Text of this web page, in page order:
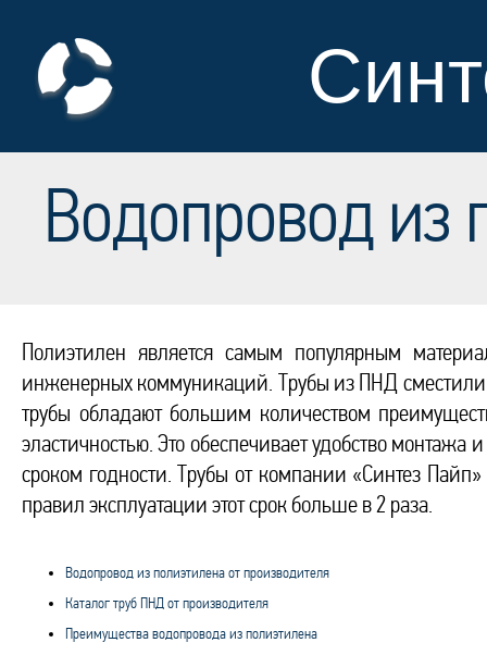
Водопровод из
Полиэтилен является самым популярным
инженерных коммуникаций. Трубы из ПНД
трубы обладают большим количеством
эластичностью. Это обеспечивает удобство
сроком годности. Трубы от компании «Синтез
правил эксплуатации этот срок больше в 2 раза.
Водопровод из полиэтилена от производителя
Каталог труб ПНД от производителя
Преимущества водопровода из полиэтилена